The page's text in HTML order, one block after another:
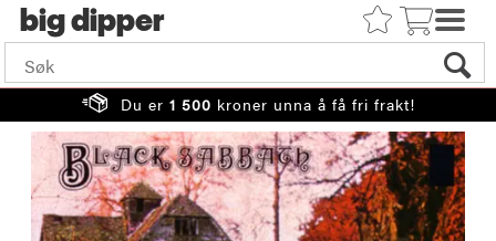
big
Du er 1 500 kroner unna å få fri frakt!